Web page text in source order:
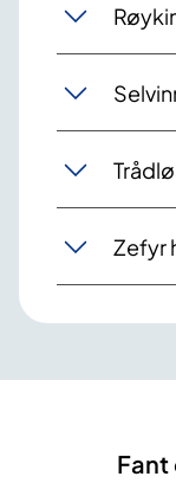
Zefyr
Fant